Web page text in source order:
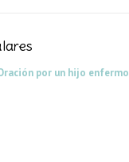
por un hijo enfermo